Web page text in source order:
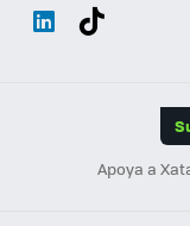
Apoya a